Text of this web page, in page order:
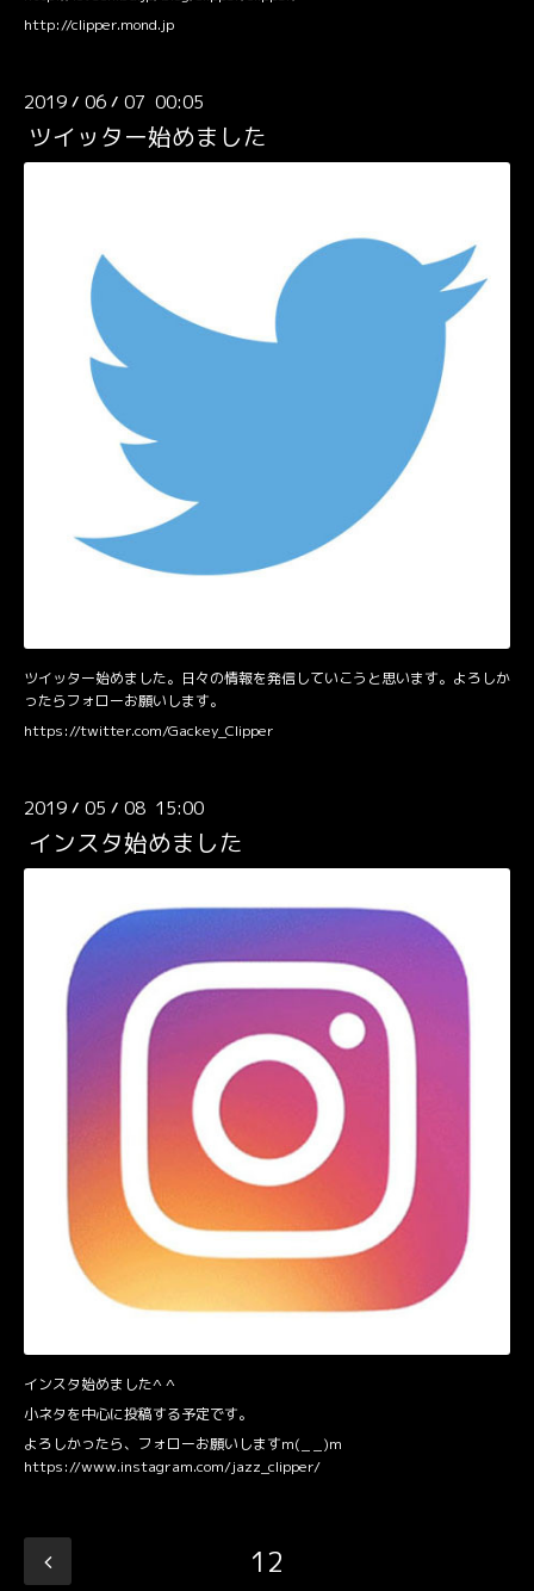
http://clipper.mond.jp
2019 / 06 / 07 00:05
ツイッター始めました
ツイッター始めました。日々の情報を発信していこうと思います。よろしか
ったらフォローお願いします。
https://twitter.com/Gackey_Clipper
2019 / 05 / 08 15:00
インスタ始めました
インスタ始めました^ ^
小ネタを中心に投稿する予定です。
よろしかったら、フォローお願いしますm(_ _)m
https://www.instagram.com/jazz_clipper/
12